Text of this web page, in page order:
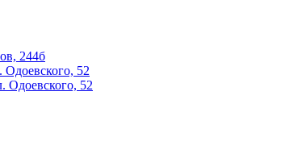
244б
Одоевского, 52
Одоевского, 52